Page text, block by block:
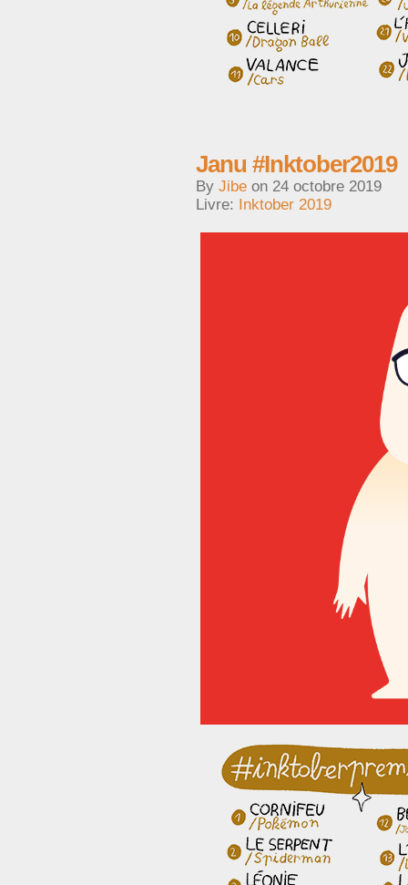
Janu #Inktober2019
By Jibe on 24 octobre 2019
Livre: Inktober 2019